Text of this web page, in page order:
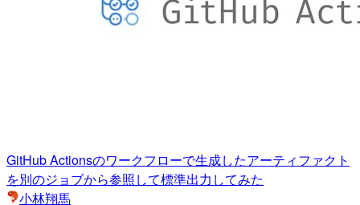
GitHub Actionsのワークフローで生成したアーティファクト
を別のジョブから参照して標準出力してみた
小林翔馬